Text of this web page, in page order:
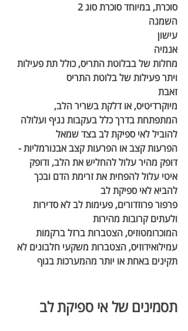
סוכרת, במיוחד סוכרת סוג 2
השמנה
עישון
אנמיה
מחלות של בבלוטת התריס, כולל תת פעילות
ויתר פעילות של בלוטת התריס
זאבת
מיוקרדיטיס, או דלקת בשריר הלב,
המתפתחת בדרך כלל בעקבות נגיף ועלולה
להוביל לאי ספיקת לב בצד שמאל
הפרעות קצב או הפרעות קצב אבנורמליות -
דופק מהיר עלול להחליש את הלב, ודופק
איטי עלול להפחית את זרימת הדם ובכך
להביא לאי ספיקת לב
פרפור פרוזדורים, פעימות לב לא סדירות
ולעתים קרובות מהירות
המוכרומטוזיס, הצטברות ברזל ברקמות
עמילואידוזיס, הצטברות משקעי חלבונים לא
תקינים באחת או יותר מהמערכות בגוף
תסמינים של אי ספיקת לב